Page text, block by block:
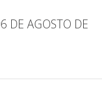
DE AGOSTO DE